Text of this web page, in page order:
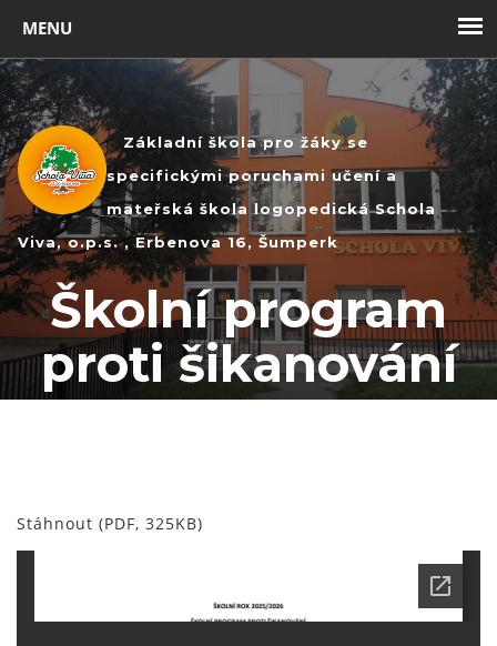
Základní škola pro žáky se
specifickými poruchami učení a
mateřská škola logopedická Schola
Viva, o.p.s. , Erbenova 16, Šumperk
Školní program
proti šikanování
Stáhnout (PDF, 325KB)